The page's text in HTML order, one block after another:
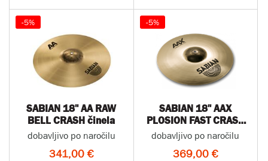
SABIAN 18" AA RAW
BELL CRASH činela
dobavljivo po naročilu
341,00 €
-5%
SABIAN 18" AAX
PLOSION FAST CRASH
činela
dobavljivo po naročilu
369,00 €
-5%